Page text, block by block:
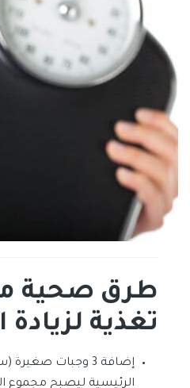
طرق صحية
تغذية لزيادة
إضافة 3 وجبات
الرئيسية ليصبح مجموع